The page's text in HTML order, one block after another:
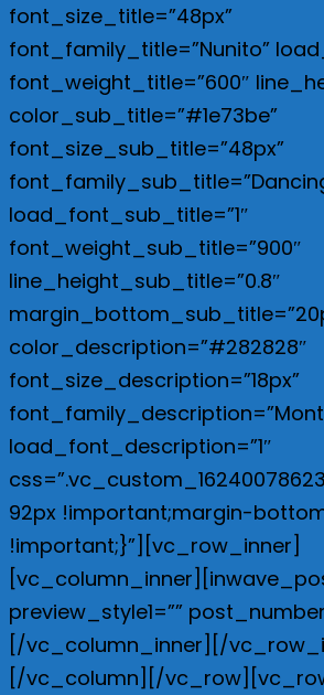
font_size_title=”48px”
font_family_title=”Nunito”
font_weight_title=”600″
color_sub_title=”#1e73be”
font_size_sub_title=”48px”
load_font_sub_title=”1″
font_weight_sub_title=”900″
line_height_sub_title=”0.8″
color_description=”#282828″
font_size_description=”18px”
load_font_description=”1″
92px !important;margin-
!important;}”][vc_row_inner]
preview_style1=””
[/vc_column_inner][/
[/vc_column][/